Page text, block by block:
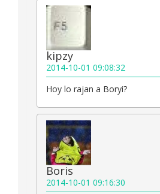
kipzy
2014-10-01 09:08:32
Hoy lo rajan a Boryi?
Boris
2014-10-01 09:16:30